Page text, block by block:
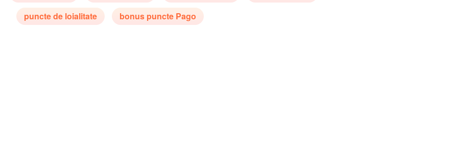
puncte de loialitate
bonus puncte Pago